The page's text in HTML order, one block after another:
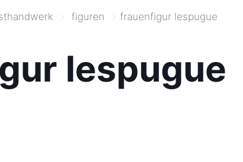
> figuren > frauenfigur lespugue
lespugue